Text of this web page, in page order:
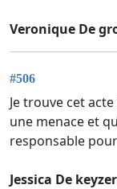
Veronique De
#506
Je trouve cet
une menace et
responsable
Jessica De keyzer